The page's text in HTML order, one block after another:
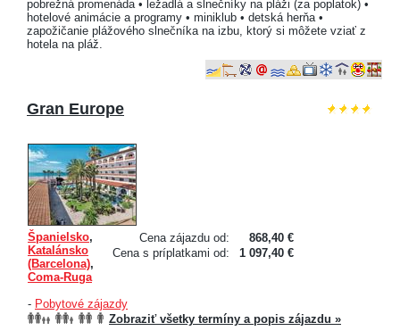
pobrežná promenáda • ležadlá a slnečníky na pláži (za poplatok) •
hotelové animácie a programy • miniklub • detská herňa •
zapožičanie plážového slnečníka na izbu, ktorý si môžete vziať z
hotela na pláž.
Gran Europe
Cena zájazdu od:
868,40 €
Cena s príplatkami od:
1 097,40 €
Španielsko,
Katalánsko
(Barcelona),
Coma-Ruga
- Pobytové zájazdy
Zobraziť všetky termíny a popis zájazdu »